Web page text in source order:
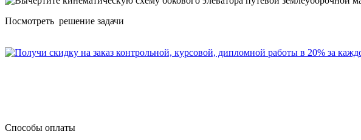
Посмотреть решение задачи
Способы оплаты